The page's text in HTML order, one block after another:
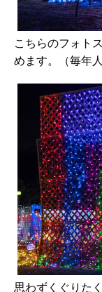
こちらのフォト
めます。（毎年人
思わずくぐりた